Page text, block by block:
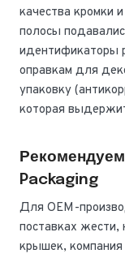
качества кромки
полосы
идентификаторы
оправкам для
упаковку
которая
Packaging
Для OEM-
поставках жести,
крышек,